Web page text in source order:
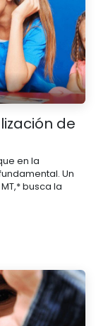
de
en la
Un
busca la